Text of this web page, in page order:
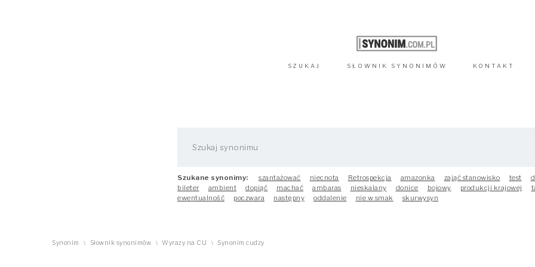
SZUKAJ SŁOWNIK SYNONIMÓW KONTAKT
Szukane synonimy: szantażować niecnota Retrospekcja amazonka zająć stanowisko test
bileter
ambient dopiąć machać ambaras nieskalany donice bojowy produkcji krajowej
ewentualność
poczwara następny oddalenie nie w smak skurwysyn
Synonim \ Słownik synonimów \ Wyrazy na CU \ Synonim cudzy